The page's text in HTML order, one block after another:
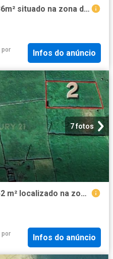
Terreno agrícola com 1.936m² situado na zona das Fontinhas, concelho da Praia da Vitória, Ilha Terceira
por
Infos do anúncio
7 fotos
Terreno agrícola com 1.452 m² localizado na zona das Fontinhas, no concelho da Praia da Vitória, Ilha Terceira
por
Infos do anúncio